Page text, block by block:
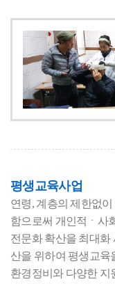
평생교육사업
연령, 계층의 제한없
함으로써 개인적ㆍ사
전문화 확산을 최대화
산을 위하여 평생교육
환경정비와 다양한 지